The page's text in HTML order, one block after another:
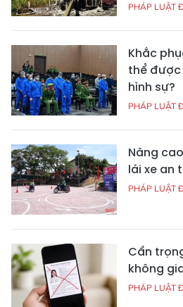
PHÁP LUẬT
Khắc
thể
hình sự?
PHÁP LUẬT
Nâng
lái xe an
PHÁP LUẬT
Cẩn
không
PHÁP LUẬT